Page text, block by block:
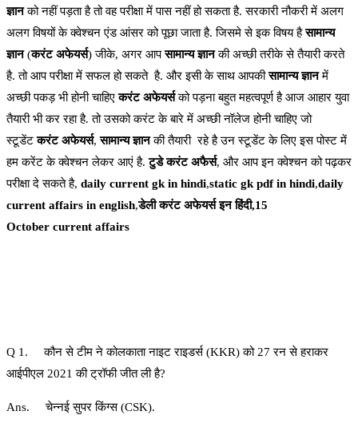
ज्ञानको नहीं पड़ता है तो वह परीक्षा में पास नहीं हो सकता है. सरकारी नौकरी में अलग
अलग विषयों के क्वेश्चन एंड आंसर को पूछा जाता है. जिसमे से इक विषय हैसामान्य
ज्ञान(करंट अफेयर्स) जीके, अगर आपसामान्य ज्ञानकी अच्छी तरीके से तैयारी करते
है. तो आप परीक्षा में सफल हो सकते है. और इसी के साथ आपकीसामान्य ज्ञानमें
अच्छी पकड़ भी होनी चाहिएकरंट अफेयर्सको पड़ना बहुत महत्वपूर्ण है आज आहार युवा
तैयारी भी कर रहा है. तो उसको करंट के बारे में अच्छी नॉलेज होनी चाहिए जो
स्टूडेंटकरंट अफेयर्स,सामान्य ज्ञानकी तैयारी रहे है उन स्टूडेंट के लिए इस पोस्ट में
हम करेंट के क्वेश्चन लेकर आएं है.टुडे करंट अफैर्स, और आप इन क्वेश्चन को पढ़कर
परीक्षा दे सकते है, daily current gk in hindi,static gk pdf in hindi,daily
current affairs in english,डेली करंट अफेयर्स इन हिंदी,15
October current affairs
Q 1. कौन से टीम ने कोलकाता नाइट राइडर्स (KKR) को 27 रन से हराकर
आईपीएल 2021 की ट्रॉफी जीत ली है?
Ans. चेन्नई सुपर किंग्स (CSK).